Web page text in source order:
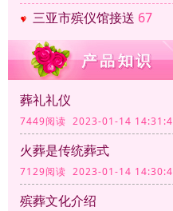
三亚市殡仪馆接送 67
葬礼礼仪
7449阅读 2023-01-14
火葬是传统葬式
7129阅读 2023-01-14
殡葬文化介绍